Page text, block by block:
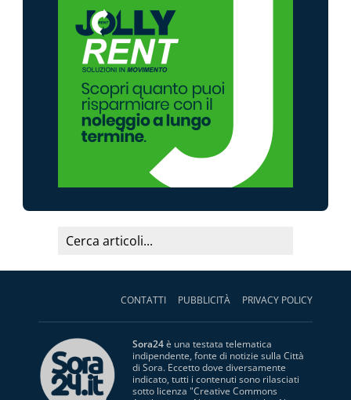
CONTATTI PUBBLICITÀ PRIVACY POLICY
Sora24è una testata telematica
indipendente, fonte di notizie sulla Città
di Sora. Eccetto dove diversamente
indicato, tutti i contenuti sono rilasciati
sotto licenza "Creative Commons